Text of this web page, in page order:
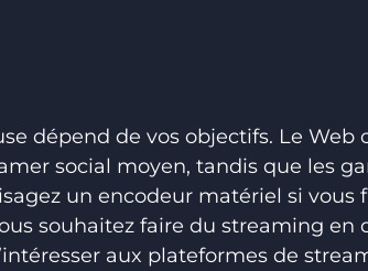
dépend de vos objectifs. Le
social moyen, tandis que les
un encodeur matériel si vous
souhaitez faire du streaming en
aux plateformes de